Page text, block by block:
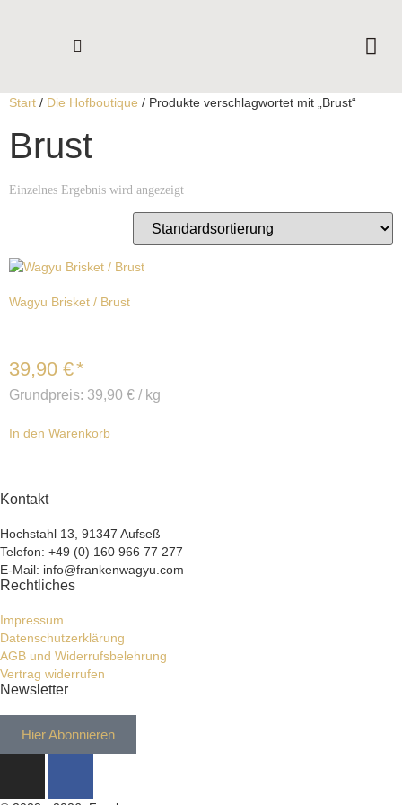
Start / Die Hofboutique / Produkte verschlagwortet mit „Brust“
Brust
Einzelnes Ergebnis wird angezeigt
Wagyu Brisket / Brust
39,90 €*
Grundpreis: 39,90 € / kg
In den Warenkorb
Kontakt
Hochstahl 13, 91347 Aufseß
Telefon: +49 (0) 160 966 77 277
E-Mail: info@frankenwagyu.com
Rechtliches
Impressum
Datenschutzerklärung
AGB und Widerrufsbelehrung
Vertrag widerrufen
Newsletter
Hier Abonnieren